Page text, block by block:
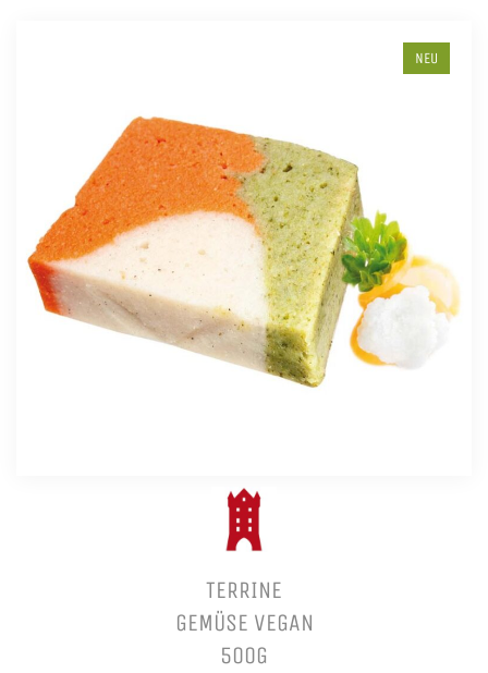
NEU
TERRINE
GEMÜSE VEGAN
500G